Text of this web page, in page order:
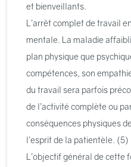
et bienveillants.
L’arrêt complet de travail
mentale. La maladie
plan physique que
compétences, son
du travail sera parfois
de l’activité complète ou
conséquences physiques
l’esprit de la patientèle. (5)
L’objectif général de cette